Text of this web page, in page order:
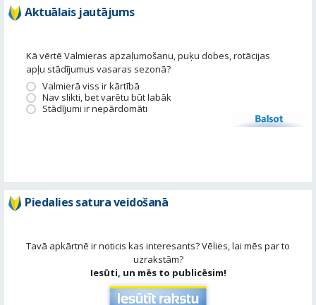
Aktuālais jautājums
Kā vērtē Valmieras apzaļumošanu, puķu dobes, rotācijas
apļu stādījumus vasaras sezonā?
Valmierā viss ir kārtībā
Nav slikti, bet varētu būt labāk
Stādījumi ir nepārdomāti
Balsot
Piedalies satura veidošanā
Tavā apkārtnē ir noticis kas interesants? Vēlies, lai mēs par to
uzrakstām?
Iesūti, un mēs to publicēsim!